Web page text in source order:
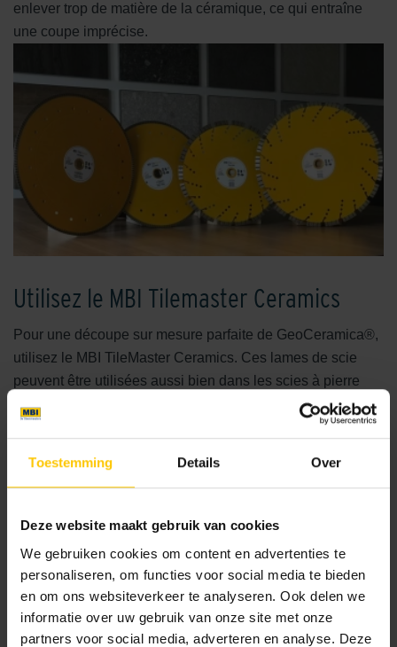
Toestemming Details Over
Deze website maakt gebruik van cookies
We gebruiken cookies om content en advertenties te
personaliseren, om functies voor social media te bieden
en om ons websiteverkeer te analyseren. Ook delen we
informatie over uw gebruik van onze site met onze
partners voor social media, adverteren en analyse. Deze
enlever trop de matière de la céramique, ce qui entraîne
une coupe imprécise.
Utilisez le MBI Tilemaster Ceramics
Pour une découpe sur mesure parfaite de GeoCeramica®,
utilisez le MBI TileMaster Ceramics. Ces lames de scie
peuvent être utilisées aussi bien dans les scies à pierre
que dans les tables de sciage et conviennent à plusieurs
alésages. Pour obtenir une coupe nette, il est essentiel de
meilleure option est une table de sciage avec un guide
le carreau sur la table, côté céramique vers le haut, et
le travail !
Remarque : pour les carreaux en béton, le TileMaster
Concrete est disponible. Pour les carreaux